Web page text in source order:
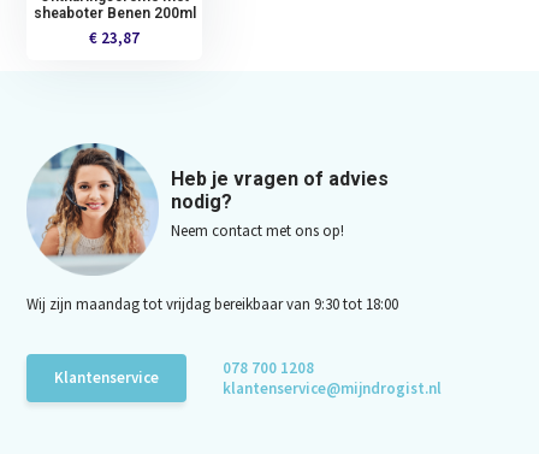
sheaboter Benen 200ml
€ 23,87
Heb je vragen of advies
nodig?
Neem contact met ons op!
Wij zijn maandag tot vrijdag bereikbaar van 9:30 tot 18:00
Klantenservice
078 700 1208
klantenservice@mijndrogist.nl